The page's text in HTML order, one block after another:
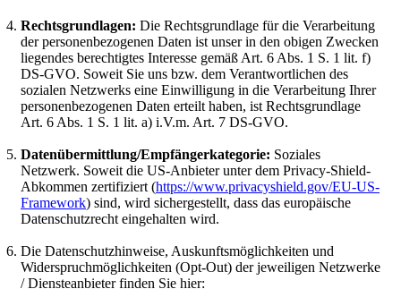
Rechtsgrundlagen: Die Rechtsgrundlage für die Verarbeitung
der personenbezogenen Daten ist unser in den obigen Zwecken
liegendes berechtigtes Interesse gemäß Art. 6 Abs. 1 S. 1 lit. f)
DS-GVO. Soweit Sie uns bzw. dem Verantwortlichen des
sozialen Netzwerks eine Einwilligung in die Verarbeitung Ihrer
personenbezogenen Daten erteilt haben, ist Rechtsgrundlage
Art. 6 Abs. 1 S. 1 lit. a) i.V.m. Art. 7 DS-GVO.
Datenübermittlung/Empfängerkategorie: Soziales
Netzwerk. Soweit die US-Anbieter unter dem Privacy-Shield-
Abkommen zertifiziert (https://www.privacyshield.gov/EU-US-
Framework) sind, wird sichergestellt, dass das europäische
Datenschutzrecht eingehalten wird.
Die Datenschutzhinweise, Auskunftsmöglichkeiten und
Widerspruchmöglichkeiten (Opt-Out) der jeweiligen Netzwerke
/ Diensteanbieter finden Sie hier: